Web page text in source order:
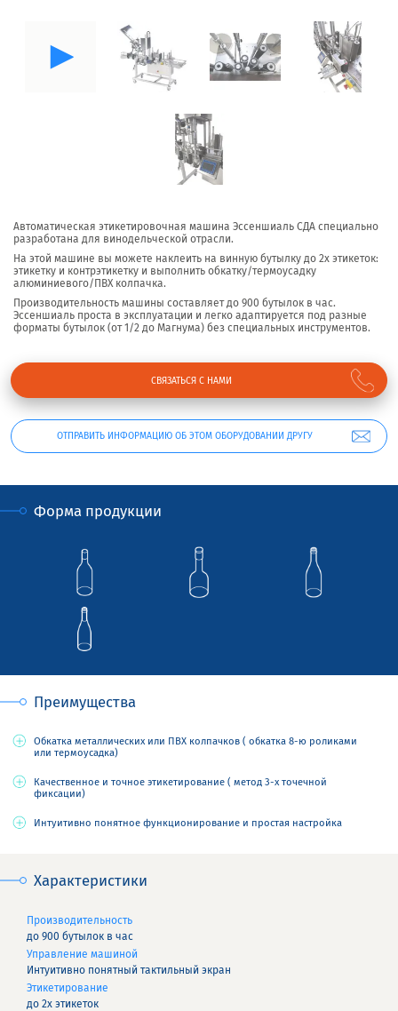
Автоматическая этикетировочная машина Эссеншиаль СДА специально
разработана для винодельческой отрасли.
На этой машине вы можете наклеить на винную бутылку до 2х этикеток:
этикетку и контрэтикетку и выполнить обкатку/термоусадку
алюминиевого/ПВХ колпачка.
Производительность машины составляет до 900 бутылок в час.
Эссеншиаль проста в эксплуатации и легко адаптируется под разные
форматы бутылок (от 1/2 до Магнума) без специальных инструментов.
ОТПРАВИТЬ ИНФОРМАЦИЮ ОБ ЭТОМ ОБОРУДОВАНИИ ДРУГУ
СВЯЗАТЬСЯ С НАМИ
Форма продукции
Преимущества
Обкатка металлических или ПВХ колпачков ( обкатка 8-ю роликами
или термоусадка)
Качественное и точное этикетирование ( метод 3-х точечной
фиксации)
Интуитивно понятное функционирование и простая настройка
Характеристики
Производительность
до 900 бутылок в час
Управление машиной
Интуитивно понятный тактильный экран
Этикетирование
до 2х этикеток